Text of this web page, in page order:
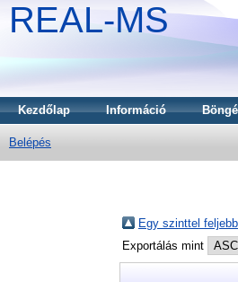
REAL-MS
Kezdőlap Információ
Belépés
Egy szinttel feljebb
Exportálás mint